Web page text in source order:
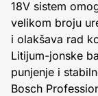
18V sistem
velikom broju
i olakšava rad
Litijum-jonske
punjenje i
Bosch